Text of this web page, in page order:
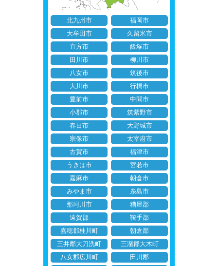
北九州市
福岡市
大牟田市
久留米市
直方市
飯塚市
田川市
柳川市
八女市
筑後市
大川市
行橋市
豊前市
中間市
小郡市
筑紫野市
春日市
大野城市
宗像市
太宰府市
古賀市
福津市
うきは市
宮若市
嘉麻市
朝倉市
みやま市
糸島市
那珂川市
糟屋郡
遠賀郡
鞍手郡
嘉穂郡桂川町
朝倉郡
三井郡大刀洗町
三潴郡大木町
八女郡広川町
田川郡